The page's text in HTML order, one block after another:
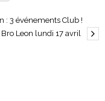
: 3 événements Club !
Bro Leon lundi 17 avril